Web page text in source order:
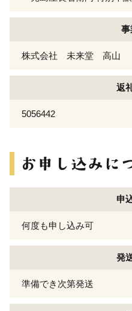
事
株式会社 未来堂 高山
返
5056442
申
何度も申し込み可
発
準備でき次第発送